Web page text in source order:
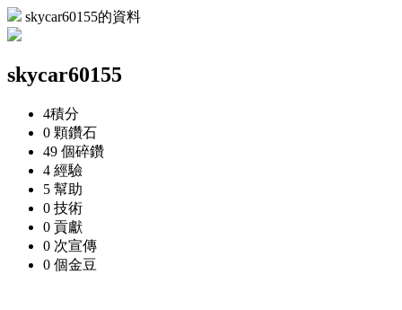
skycar60155的資料
skycar60155
4積分
0 顆鑽石
49 個碎鑽
4 經驗
5 幫助
0 技術
0 貢獻
0 次宣傳
0 個金豆